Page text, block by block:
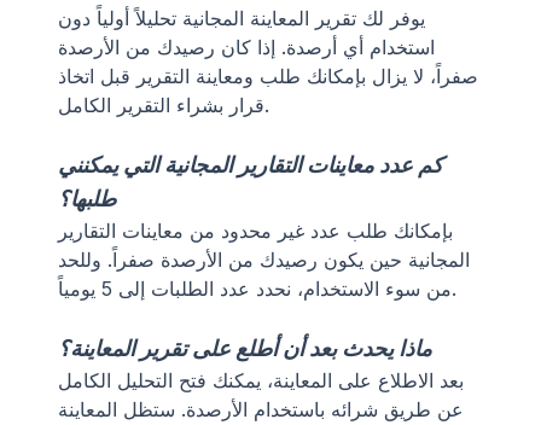
يوفر لك تقرير المعاينة المجانية تحليلاً أولياً دون
استخدام أي أرصدة. إذا كان رصيدك من الأرصدة
صفراً، لا يزال بإمكانك طلب ومعاينة التقرير قبل اتخاذ
قرار بشراء التقرير الكامل.
كم عدد معاينات التقارير المجانية التي يمكنني
طلبها؟
بإمكانك طلب عدد غير محدود من معاينات التقارير
المجانية حين يكون رصيدك من الأرصدة صفراً. وللحد
من سوء الاستخدام، نحدد عدد الطلبات إلى 5 يومياً.
ماذا يحدث بعد أن أطلع على تقرير المعاينة؟
بعد الاطلاع على المعاينة، يمكنك فتح التحليل الكامل
عن طريق شرائه باستخدام الأرصدة. ستظل المعاينة